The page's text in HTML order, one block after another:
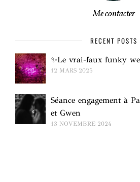
Me contacter
RECENT POSTS
✨Le vrai-faux funky
12 MARS 2025
Séance engagement à
et Gwen
13 NOVEMBRE 2024